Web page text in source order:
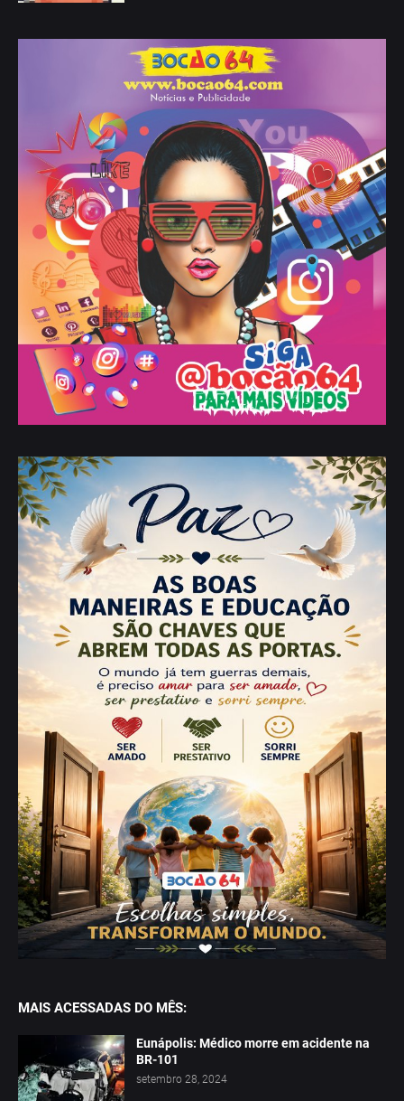
MAIS ACESSADAS DO MÊS:
Eunápolis: Médico morre em acidente na
BR-101
setembro 28, 2024